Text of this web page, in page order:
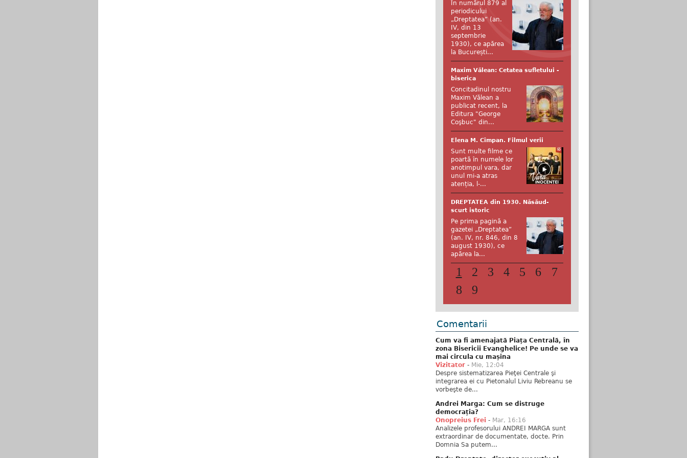
În numărul 879 al
periodicului
„Dreptatea” (an.
IV, din 13
septembrie
1930), ce apărea
la București...
Maxim Vălean: Cetatea sufletului -
biserica
Concitadinul nostru
Maxim Vălean a
publicat recent, la
Editura "George
Coşbuc" din...
Elena M. Cîmpan. Filmul verii
Sunt multe filme ce
poartă în numele lor
anotimpul vara, dar
unul mi-a atras
atenția, l-...
DREPTATEA din 1930. Năsăud-
scurt istoric
Pe prima pagină a
gazetei „Dreptatea”
(an. IV, nr. 846, din 8
august 1930), ce
apărea la...
1 2 3 4 5 6
7
8
9
Comentarii
Cum va fi amenajată Piața Centrală, în
zona Bisericii Evanghelice! Pe unde se va
mai circula cu mașina
Vizitator - Mie, 12:04
Despre sistematizarea Pieţei Centrale şi
integrarea ei cu Pietonalul Liviu Rebreanu se
vorbeşte de...
Andrei Marga: Cum se distruge
democrația?
Onopreius Frei - Mar, 16:16
Analizele profesorului ANDREI MARGA sunt
extraordinar de documentate, docte. Prin
Domnia Sa putem...